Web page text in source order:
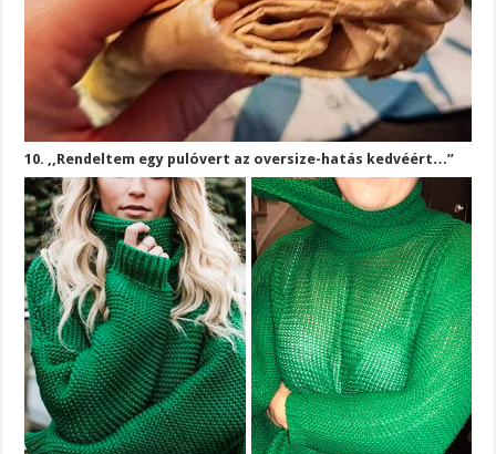
10. ,,Rendeltem egy pulóvert az oversize-hatás kedvéért…”